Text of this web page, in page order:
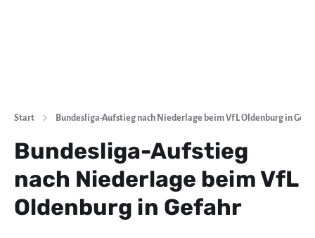
Start Bundesliga-Aufstieg nach Niederlage beim VfL Oldenburg in
Bundesliga-Aufstieg
nach Niederlage beim VfL
Oldenburg in Gefahr